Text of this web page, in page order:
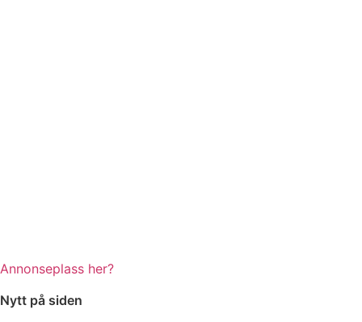
Annonseplass her?
Nytt på siden